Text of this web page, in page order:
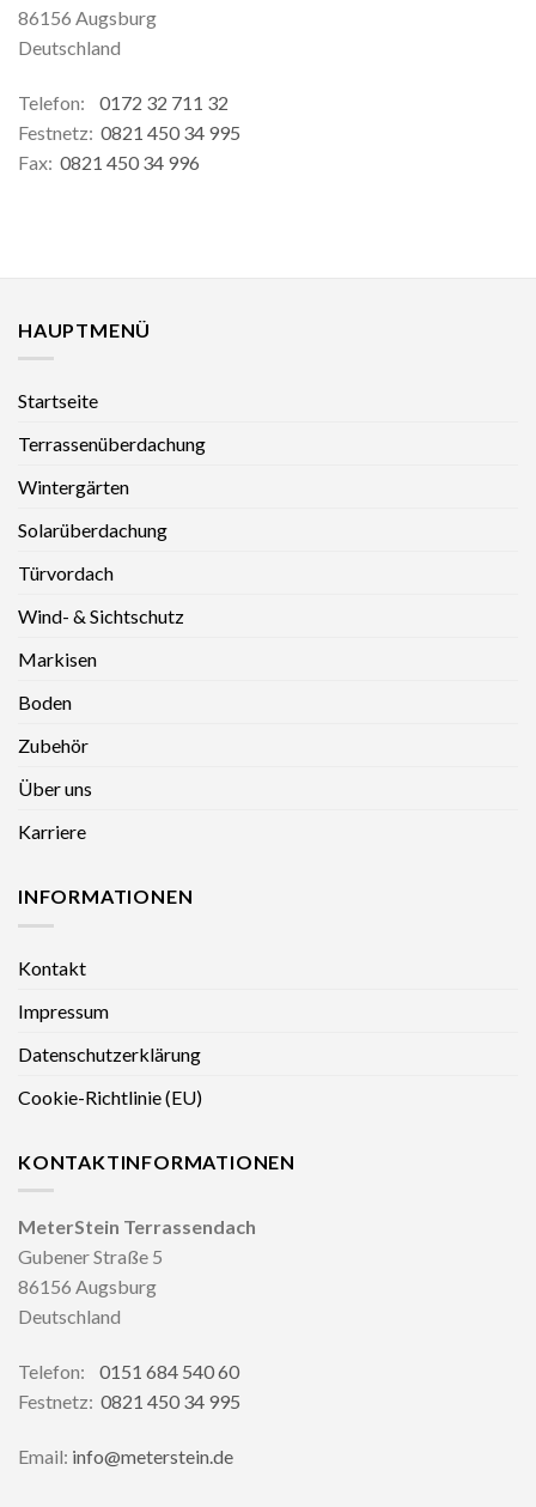
86156 Augsburg
Deutschland
Telefon: 0172 32 711 32
Festnetz: 0821 450 34 995
Fax: 0821 450 34 996
HAUPTMENÜ
Startseite
Terrassenüberdachung
Wintergärten
Solarüberdachung
Türvordach
Wind- & Sichtschutz
Markisen
Boden
Zubehör
Über uns
Karriere
INFORMATIONEN
Kontakt
Impressum
Datenschutzerklärung
Cookie-Richtlinie (EU)
KONTAKTINFORMATIONEN
MeterStein Terrassendach
Gubener Straße 5
86156 Augsburg
Deutschland
Telefon: 0151 684 540 60
Festnetz: 0821 450 34 995
Email: info@meterstein.de